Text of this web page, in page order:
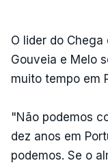
O lider do
Gouveia e Melo
muito tempo em
"Não podemos
dez anos em
podemos. Se o